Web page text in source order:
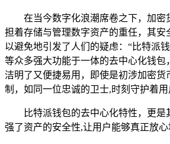
在当今数字化浪潮席卷之下，加
担着存储与管理数字资产的重任，其
以避免地引发了人们的疑虑：“比特派
等众多强大功能于一体的去中心化钱
洁明了又便捷易用，即使是初涉加密
制，如同一位忠诚的卫士,时刻守护着用
比特派钱包的去中心化特性，更
强了资产的安全性,让用户能够真正放心